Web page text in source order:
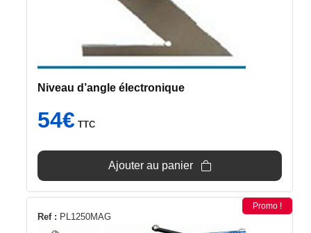
Niveau d’angle électronique
54€ TTC
Ajouter au panier
Ref : PL1250MAG
Promo !